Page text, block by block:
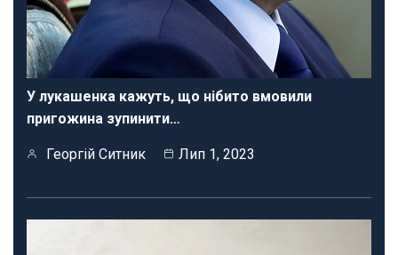
У лукашенка кажуть, що нібито вмовили
пригожина зупинити…
Георгій Ситник Лип 1, 2023